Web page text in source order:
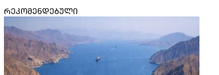
ᲠᲔᲙᲝᲛᲔᲜᲓᲔᲑᲣᲚᲘ